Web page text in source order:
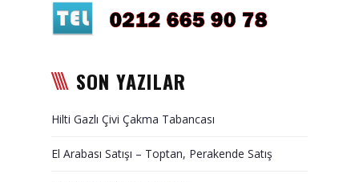
Sandviç Panel Malzemesi
Satışı
Asma Tavan Malzemesi
Kaplama
BİZE ULAŞIN
SON YAZILAR
Hilti Gazlı Çivi Çakma Tabancası
El Arabası Satışı – Toptan, Perakende Satış